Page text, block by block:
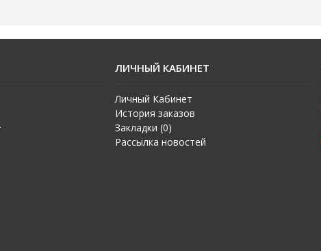
ЛИЧНЫЙ КАБИНЕТ
Личный Кабинет
История заказов
Закладки (0)
Рассылка новостей